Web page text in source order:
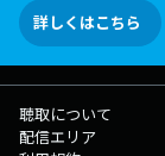
詳しくはこちら
聴取について
配信エリア